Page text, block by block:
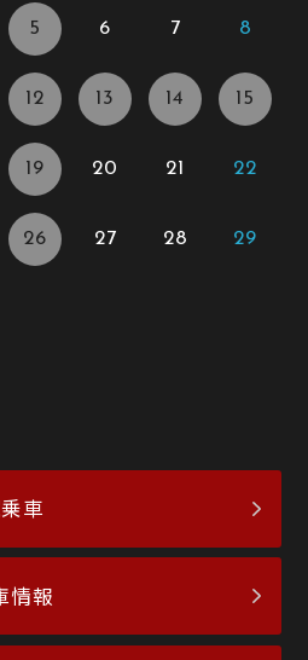
5 6 7 8
12 13 14 15
19 20 21 22
26 27 28 29
車
情報